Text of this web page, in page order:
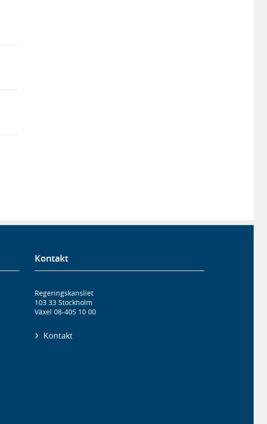
Kontakt
Regeringskansliet
103 33 Stockholm
Växel 08-405 10 00
Kontakt